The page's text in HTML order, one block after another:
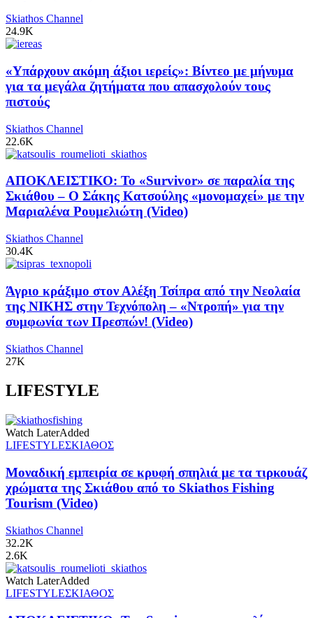
Skiathos Channel
24.9K
«Υπάρχουν ακόμη άξιοι ιερείς»: Βίντεο με μήνυμα
για τα μεγάλα ζητήματα που απασχολούν τους
πιστούς
Skiathos Channel
22.6K
ΑΠΟΚΛΕΙΣΤΙΚΟ: Το «Survivor» σε παραλία της
Σκιάθου – Ο Σάκης Κατσούλης «μονομαχεί» με την
Μαριαλένα Ρουμελιώτη (Video)
Skiathos Channel
30.4K
Άγριο κράξιμο στον Αλέξη Τσίπρα από την Νεολαία
της ΝΙΚΗΣ στην Τεχνόπολη – «Ντροπή» για την
συμφωνία των Πρεσπών! (Video)
Skiathos Channel
27K
LIFESTYLE
Watch LaterAdded
LIFESTYLEΣΚΙΑΘΟΣ
Μοναδική εμπειρία σε κρυφή σπηλιά με τα τιρκουάζ
χρώματα της Σκιάθου από το Skiathos Fishing
Tourism (Video)
Skiathos Channel
32.2K
2.6K
Watch LaterAdded
LIFESTYLEΣΚΙΑΘΟΣ